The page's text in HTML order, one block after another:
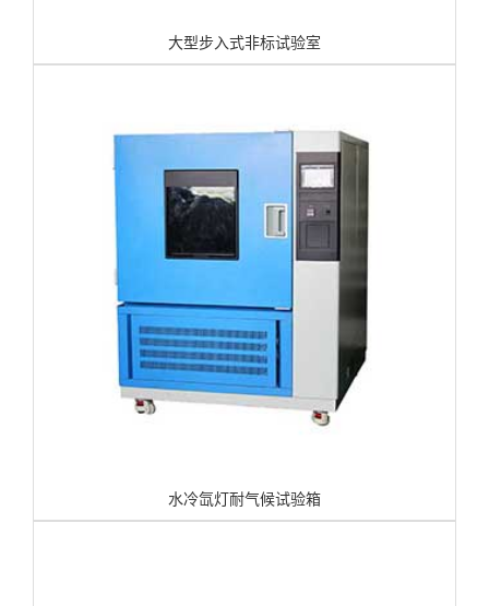
大型步入式非标试验室
水冷氙灯耐气候试验箱